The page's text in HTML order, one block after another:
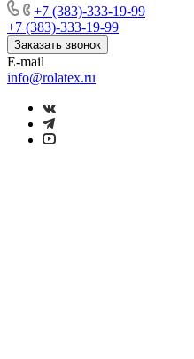
+7 (383)-333-19-99
+7 (383)-333-19-99
Заказать звонок
E-mail
info@rolatex.ru